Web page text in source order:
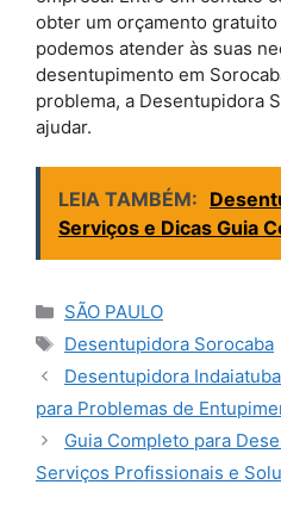
obter um orçamento
podemos atender às suas
desentupimento em
problema, a Desentupidora
ajudar.
LEIA TAMBÉM:
Serviços e Dicas Guia
Categorias
SÃO PAULO
Tags
Desentupidora Sorocaba
Desentupidora
para Problemas de
Guia Completo para
Serviços Profissionais e